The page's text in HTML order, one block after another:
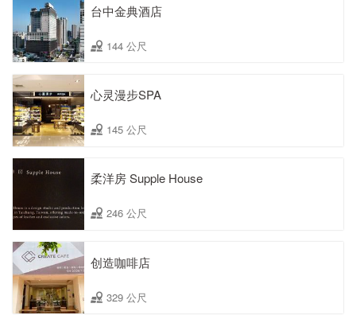
台中金典酒店
144 公尺
心灵漫步SPA
145 公尺
柔洋房 Supple House
246 公尺
创造咖啡店
329 公尺